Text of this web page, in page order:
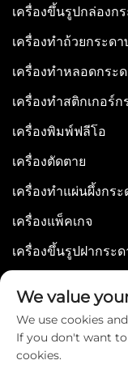
ว่าคุณจะเป็นผู้ผลิ
ขนาดใหญ่ เครื่อง
การบรรจุภัณฑ์เท่
จะช่วยเสริมศักย
ความสามารถใน
ข้อได้เปรียบหลัก
ด้วยการดำเนินง
ทุกขั้นตอนตั้งแต่ก
ภายในกระบวนกา
ด้วยระบบควบคุม
ส่วนไฟฟ้าจากแบ
เครื่องขึ้นรูปกล่องก
เครื่องทำถ้วยกระดา
เครื่องทำหลอดกระ
เครื่องทำสติกเกอร์ก
เครื่องพิมพ์ฟลีโอ
เครื่องตัดตาย
เครื่องทำแผ่นผึ้งกระ
เครื่องแพ็คเกจ
เครื่องขึ้นรูปฝากระ
We value
We use cookies
If you don't want
cookies.